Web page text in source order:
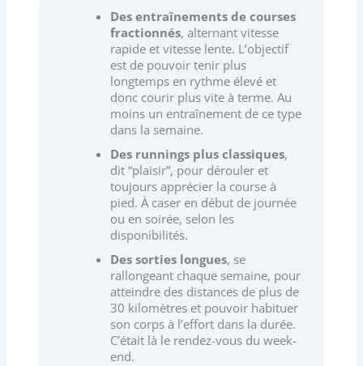
Des entraînements de courses
fractionnés, alternant vitesse
rapide et vitesse lente. L’objectif
est de pouvoir tenir plus
longtemps en rythme élevé et
donc courir plus vite à terme. Au
moins un entraînement de ce type
dans la semaine.
Des runnings plus classiques,
dit “plaisir”, pour dérouler et
toujours apprécier la course à
pied. À caser en début de journée
ou en soirée, selon les
disponibilités.
Des sorties longues, se
rallongeant chaque semaine, pour
atteindre des distances de plus de
30 kilomètres et pouvoir habituer
son corps à l’effort dans la durée.
C’était là le rendez-vous du week-
end.